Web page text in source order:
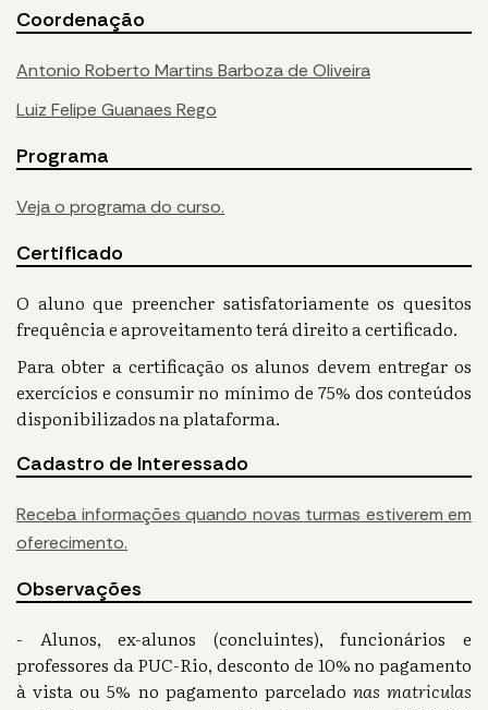
Coordenação
Antonio Roberto Martins Barboza de Oliveira
Luiz Felipe Guanaes Rego
Programa
Veja o programa do curso.
Certificado
O aluno que preencher satisfatoriamente os quesitos
frequência e aproveitamento terá direito a certificado.
Para obter a certificação os alunos devem entregar os
exercícios e consumir no mínimo de 75% dos conteúdos
disponibilizados na plataforma.
Cadastro de Interessado
Receba informações quando novas turmas estiverem em
oferecimento.
Observações
- Alunos, ex-alunos (concluintes), funcionários e
professores da PUC-Rio, desconto de 10% no pagamento
à vista ou 5% no pagamento parcelado nas matriculas